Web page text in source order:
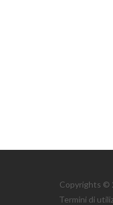
Copyrights ©
Termini di